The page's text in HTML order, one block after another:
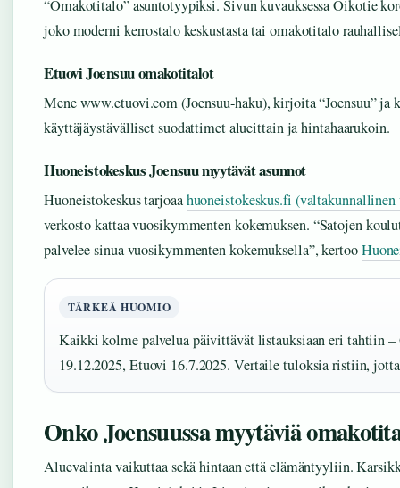
“Omakotitalo” asuntotyypiksi. Sivun kuvauksessa Oikotie
joko moderni kerrostalo keskustasta tai omakotitalo
Etuovi Joensuu omakotitalot
Mene www.etuovi.com (Joensuu-haku), kirjoita “Joensuu”
käyttäjäystävälliset suodattimet alueittain ja hintahaarukoin.
Huoneistokeskus Joensuu myytävät asunnot
Huoneistokeskus tarjoaahuoneistokeskus.fi
verkosto kattaa vuosikymmenten kokemuksen. “Satojen
palvelee sinua vuosikymmenten kokemuksella”, kertoo
TÄRKEÄ HUOMIO
Kaikki kolme palvelua päivittävät listauksiaan eri tahtiin
19.12.2025, Etuovi 16.7.2025. Vertaile tuloksia ristiin,
Onko Joensuussa myytäviä
Aluevalinta vaikuttaa sekä hintaan että elämäntyyliin.